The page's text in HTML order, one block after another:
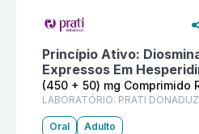
Princípio Ativo:
Expressos Em
(450 + 50) mg Comprimido
LABORATÓRIO: PRATI
Oral Adulto